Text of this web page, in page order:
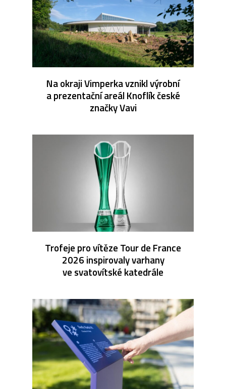
Na okraji Vimperka vznikl výrobní
a prezentační areál Knoflík české
značky Vavi
Trofeje pro vítěze Tour de France
2026 inspirovaly varhany
ve svatovítské katedrále